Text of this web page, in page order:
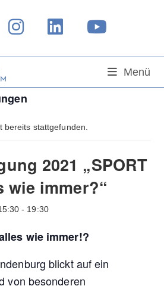
Menü
bereits stattgefunden.
2021 „SPORT
wie immer?“
- 19:30
wie immer!?
blickt auf ein
von besonderen